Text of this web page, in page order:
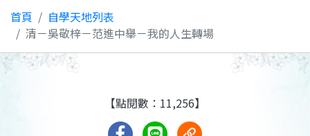
首頁
自學天地列表
清－吳敬梓－范進中舉－我的人生轉場
【點閱數：11,256】